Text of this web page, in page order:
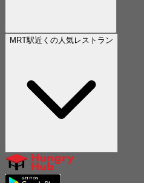
MRT駅近くの人気レストラン